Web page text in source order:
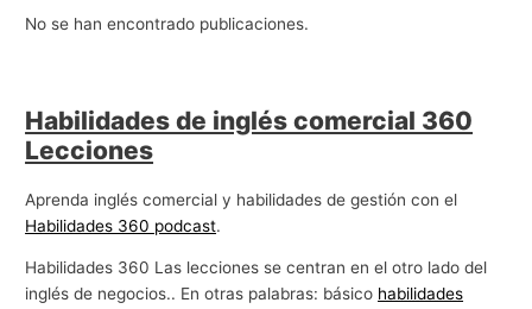
No se han encontrado publicaciones.
Habilidades de inglés comercial 360
Lecciones
Aprenda inglés comercial y habilidades de gestión con el
Habilidades 360 podcast.
Habilidades 360 Las lecciones se centran en el otro lado del
inglés de negocios.. En otras palabras: básico habilidades
o